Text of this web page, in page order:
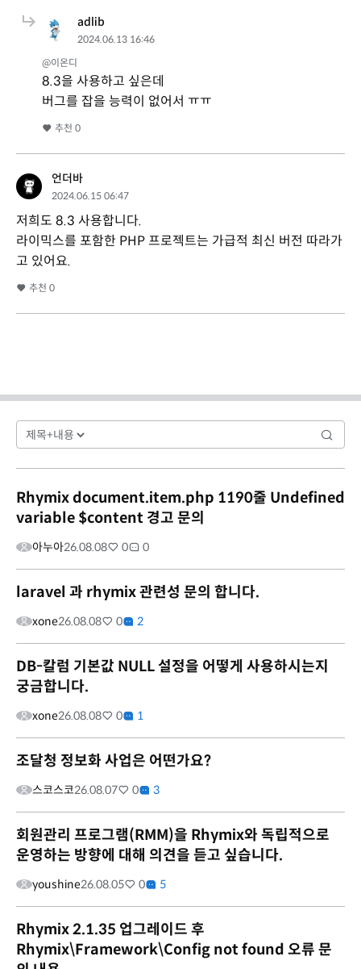
adlib
2024.06.13 16:46
@이온디
8.3을 사용하고 싶은데
버그를 잡을 능력이 없어서 ㅠㅠ
추천 0
언더바
2024.06.15 06:47
저희도 8.3 사용합니다.
라이믹스를 포함한 PHP 프로젝트는 가급적 최신 버전 따라가
고 있어요.
추천 0
Rhymix document.item.php 1190줄 Undefined
variable $content 경고 문의
아누아26.08.08 0 0
laravel 과 rhymix 관련성 문의 합니다.
xone26.08.08 0 2
DB-칼럼 기본값 NULL 설정을 어떻게 사용하시는지
궁금합니다.
xone26.08.08 0 1
조달청 정보화 사업은 어떤가요?
스코스코26.08.07 0 3
회원관리 프로그램(RMM)을 Rhymix와 독립적으로
운영하는 방향에 대해 의견을 듣고 싶습니다.
youshine26.08.05 0 5
Rhymix 2.1.35 업그레이드 후
Rhymix\Framework\Config not found 오류 문